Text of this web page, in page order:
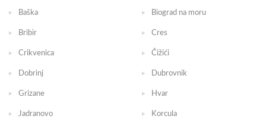
Baška Biograd na moru
Bribir Cres
Crikvenica Čižići
Dobrinj Dubrovnik
Grizane Hvar
Jadranovo Korcula